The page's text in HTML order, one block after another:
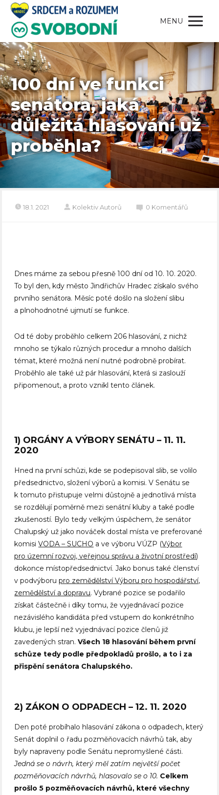
MENU
100 dní ve funkci
senátora, jaká
důležitá hlasování už
proběhla?
18.1. 2021 Kolektiv Autorů 0 Komentářů
Dnes máme za sebou přesně 100 dní od 10. 10. 2020.
To byl den, kdy město Jindřichův Hradec získalo svého
prvního senátora. Měsíc poté došlo na složení slibu
a plnohodnotné ujmutí se funkce.
Od té doby proběhlo celkem 206 hlasování, z nichž
mnoho se týkalo různých procedur a mnoho dalších
témat, které možná není nutné podrobně probírat.
Proběhlo ale také už pár hlasování, která si zaslouží
připomenout, a proto vznikl tento článek.
1) ORGÁNY A VÝBORY SENÁTU – 11. 11.
2020
Hned na první schůzi, kde se podepisoval slib, se volilo
předsednictvo, složení výborů a komisi. V Senátu se
k tomuto přistupuje velmi důstojně a jednotlivá místa
se rozdělují poměrně mezi senátní kluby a také podle
zkušeností. Bylo tedy velkým úspěchem, že senátor
Chalupský už jako nováček dostal místa ve preferované
komisiVODA – SUCHO a ve výboru VÚZP (Výbor
pro územní rozvoj, veřejnou správu a životní prostředí)
dokonce místopředsednictví. Jako bonus také členství
v podvýborupro zemědělství Výboru pro hospodářství,
zemědělství a dopravu. Vybrané pozice se podařilo
získat částečně i díky tomu, že vyjednávací pozice
nezávislého kandidáta před vstupem do konkrétního
klubu, je lepší než vyjednávací pozice členů již
zavedených stran.Všech 18 hlasování během první
schůze tedy podle předpokladů prošlo, a to i za
přispění senátora Chalupského.
2) ZÁKON O ODPADECH – 12. 11. 2020
Den poté probíhalo hlasování zákona o odpadech, který
Senát doplnil o řadu pozměňovacích návrhů tak, aby
byly napraveny podle Senátu nepromyšlené části.
Jedná se o návrh, který měl zatím největší počet
pozměňovacích návrhů, hlasovalo se o 10. Celkem
prošlo 5 pozměňovacích návrhů, které všechny